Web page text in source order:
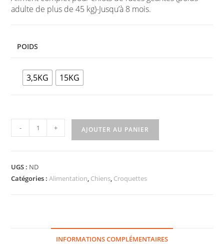
adulte de plus de 45 kg)-Jusqu’à 8 mois.
POIDS
3,5KG 15KG
- + AJOUTER AU PANIER
UGS : ND
Catégories :Alimentation, Chiens, Croquettes
INFORMATIONS COMPLÉMENTAIRES